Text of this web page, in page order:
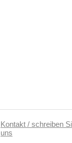
Kontakt / schreiben
uns